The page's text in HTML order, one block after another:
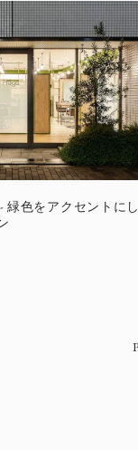
緑色をアクセントにし